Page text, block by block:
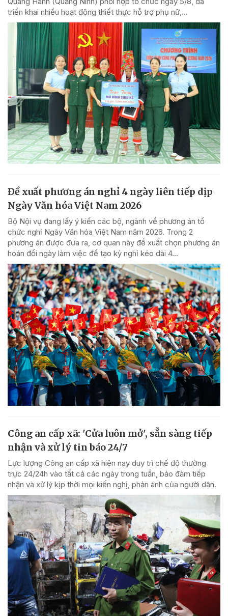
triển khai nhiều hoạt động thiết thực hỗ trợ phụ nữ,...
Đề xuất phương án nghỉ 4 ngày liên tiếp dịp
Ngày Văn hóa Việt Nam 2026
Bộ Nội vụ đang lấy ý kiến các bộ, ngành về phương án tổ
chức nghỉ Ngày Văn hóa Việt Nam năm 2026. Trong 2
phương án được đưa ra, cơ quan này đề xuất chọn phương án
hoán đổi ngày làm việc để tạo kỳ nghỉ kéo dài 4...
Công an cấp xã: 'Cửa luôn mở', sẵn sàng tiếp
nhận và xử lý tin báo 24/7
Lực lượng Công an cấp xã hiện nay duy trì chế độ thường
trực 24/24h vào tất cả các ngày trong tuần, bảo đảm tiếp
nhận và xử lý kịp thời mọi kiến nghị, phản ánh của người dân.